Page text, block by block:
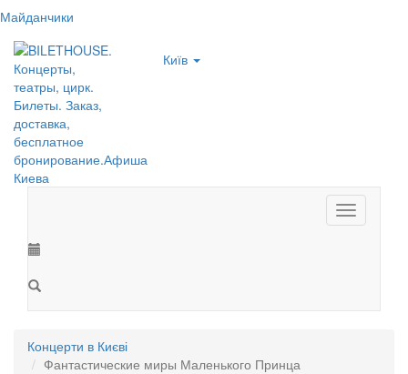
Майданчики
Київ
Toggle
navigation
Концерти в Києві
Фантастические миры Маленького Принца